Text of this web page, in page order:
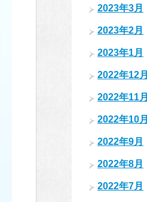
2023年3月
2023年2月
2023年1月
2022年12月
2022年11月
2022年10月
2022年9月
2022年8月
2022年7月